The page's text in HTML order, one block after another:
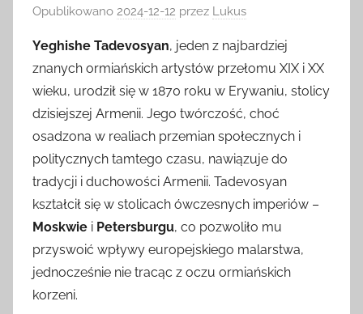
Opublikowano 2024-12-12 przez Lukus
Yeghishe Tadevosyan, jeden z najbardziej
znanych ormiańskich artystów przełomu XIX i XX
wieku, urodził się w 1870 roku w Erywaniu, stolicy
dzisiejszej Armenii. Jego twórczość, choć
osadzona w realiach przemian społecznych i
politycznych tamtego czasu, nawiązuje do
tradycji i duchowości Armenii. Tadevosyan
kształcił się w stolicach ówczesnych imperiów –
Moskwie i Petersburgu, co pozwoliło mu
przyswoić wpływy europejskiego malarstwa,
jednocześnie nie tracąc z oczu ormiańskich
korzeni.